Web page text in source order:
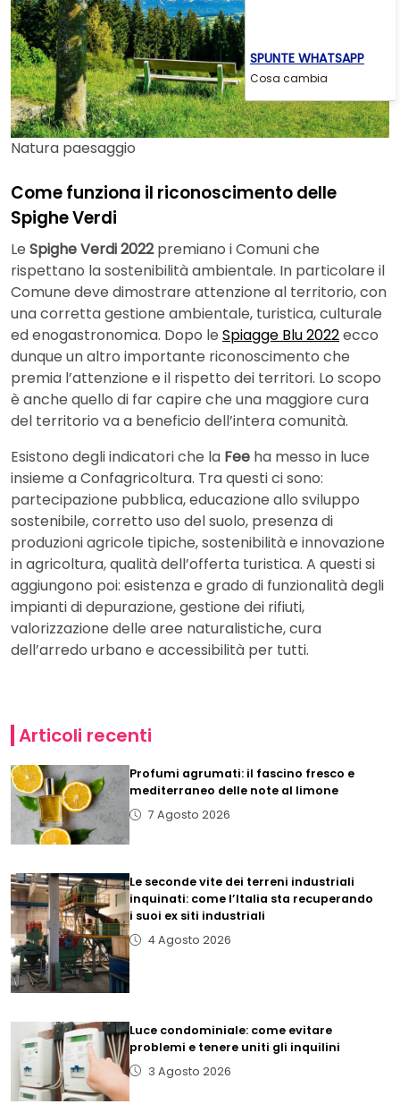
Natura paesaggio
Come funziona il riconoscimento delle
Spighe Verdi
Le Spighe Verdi 2022premiano i Comuni che
rispettano la sostenibilità ambientale. In particolare il
Comune deve dimostrare attenzione al territorio, con
una corretta gestione ambientale, turistica, culturale
ed enogastronomica. Dopo le Spiagge Blu 2022ecco
dunque un altro importante riconoscimento che
premia l’attenzione e il rispetto dei territori. Lo scopo
è anche quello di far capire che una maggiore cura
del territorio va a beneficio dell’intera comunità.
Esistono degli indicatori che la Fee ha messo in luce
insieme a Confagricoltura. Tra questi ci sono:
partecipazione pubblica, educazione allo sviluppo
sostenibile, corretto uso del suolo, presenza di
produzioni agricole tipiche, sostenibilità e innovazione
in agricoltura, qualità dell’offerta turistica. A questi si
aggiungono poi: esistenza e grado di funzionalità degli
impianti di depurazione, gestione dei rifiuti,
valorizzazione delle aree naturalistiche, cura
dell’arredo urbano e accessibilità per tutti.
Articoli recenti
Profumi agrumati: il fascino fresco e
mediterraneo delle note al limone
7 Agosto 2026
Le seconde vite dei terreni industriali
inquinati: come l’Italia sta recuperando
i suoi ex siti industriali
4 Agosto 2026
Luce condominiale: come evitare
problemi e tenere uniti gli inquilini
3 Agosto 2026
SPUNTE WHATSAPP
Cosa cambia